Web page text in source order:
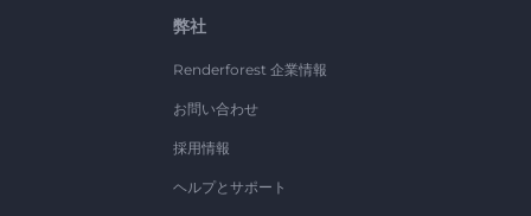
弊社
Renderforest 企業情報
お問い合わせ
採用情報
ヘルプとサポート